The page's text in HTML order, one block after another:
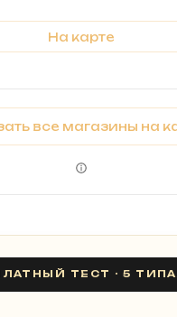
На карте
все магазины на
ТЕСТ · 5